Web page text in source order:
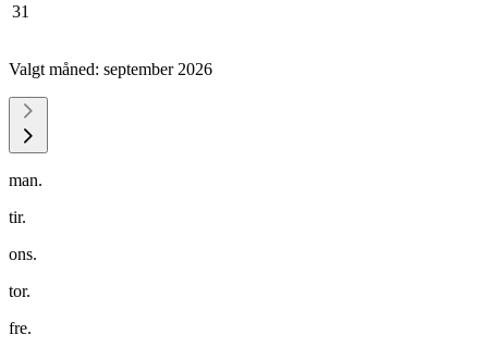
31
Valgt måned: september 2026
man.
tir.
ons.
tor.
fre.